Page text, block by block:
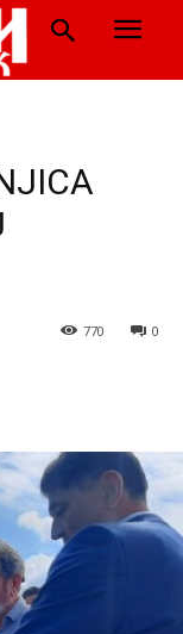
0
770